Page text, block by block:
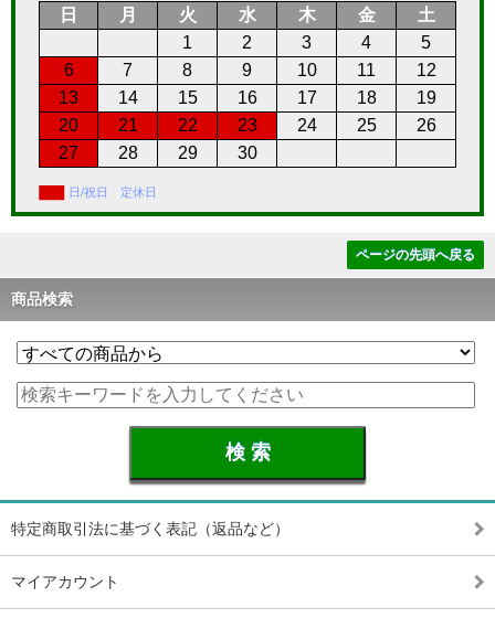
日
月 火 水 木 金
土
1
2 3 4
5
6
7 8 9 10 11
12
13
14 15 16 17 18
19
20
21 22 23 24 25
26
27
28 29 30
日/祝日 定休日
ページの先頭へ戻る
商品検索
特定商取引法に基づく表記（返品など）
マイアカウント